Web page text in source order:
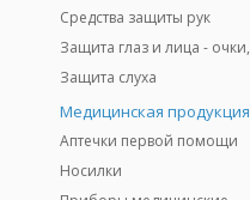
Средства защиты рук
Защита слуха
Медицинская продукция
Аптечки первой помощи
Носилки